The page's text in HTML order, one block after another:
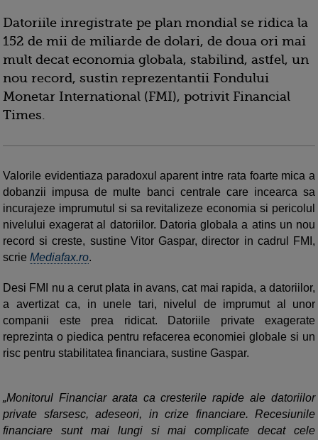
Datoriile inregistrate pe plan mondial se ridica la
152 de mii de miliarde de dolari, de doua ori mai
mult decat economia globala, stabilind, astfel, un
nou record, sustin reprezentantii Fondului
Monetar International (FMI), potrivit Financial
Times.
Valorile evidentiaza paradoxul aparent intre rata foarte mica a
dobanzii impusa de multe banci centrale care incearca sa
incurajeze imprumutul si sa revitalizeze economia si pericolul
nivelului exagerat al datoriilor. Datoria globala a atins un nou
record si creste, sustine Vitor Gaspar, director in cadrul FMI,
scrie Mediafax.ro.
Desi FMI nu a cerut plata in avans, cat mai rapida, a datoriilor,
a avertizat ca, in unele tari, nivelul de imprumut al unor
companii este prea ridicat. Datoriile private exagerate
reprezinta o piedica pentru refacerea economiei globale si un
risc pentru stabilitatea financiara, sustine Gaspar.
„Monitorul Financiar arata ca cresterile rapide ale datoriilor
private sfarsesc, adeseori, in crize financiare. Recesiunile
financiare sunt mai lungi si mai complicate decat cele